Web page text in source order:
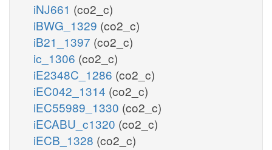
iNJ661 (co2_c)
iBWG_1329 (co2_c)
iB21_1397 (co2_c)
ic_1306 (co2_c)
iE2348C_1286 (co2_c)
iEC042_1314 (co2_c)
iEC55989_1330 (co2_c)
iECABU_c1320 (co2_c)
iECB_1328 (co2_c)